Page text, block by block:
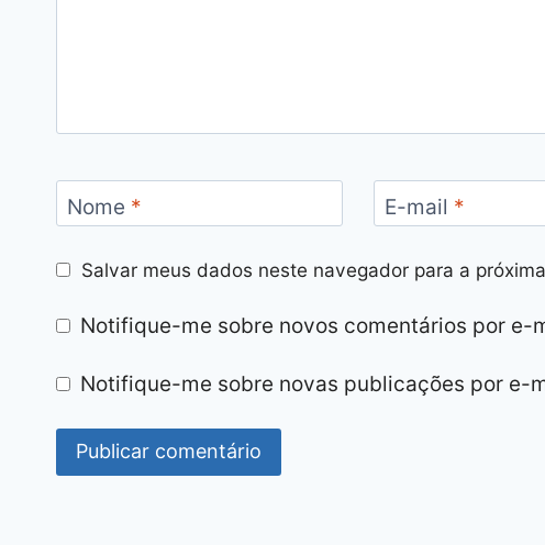
Nome * E-mail *
Salvar meus dados neste navegador para a
Notifique-me sobre novos comentários por e-
Notifique-me sobre novas publicações por e-